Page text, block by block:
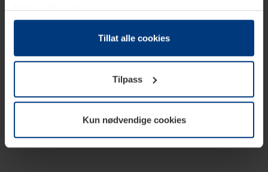
bruk av tjenestene.
Etter loven kan vi lagre informasjonskapsler på din
datamaskin, hvis disse er absolutt nødvendig for drift av
trenger vi din tillatelse. Du kan når som helst endre eller
tilbakekalle ditt samtykke i forklaringen av
informasjonskapselen på sidenPersonvernerklæringpå
Tillat alle cookies
Tilpass
Kun nødvendige cookies